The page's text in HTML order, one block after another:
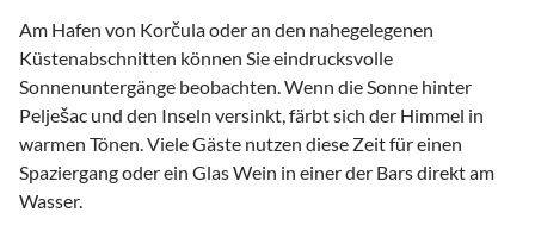
Am Hafen von Korčula oder an den nahegelegenen
Küstenabschnitten können Sie eindrucksvolle
Sonnenuntergänge beobachten. Wenn die Sonne hinter
Pelješac und den Inseln versinkt, färbt sich der Himmel in
warmen Tönen. Viele Gäste nutzen diese Zeit für einen
Spaziergang oder ein Glas Wein in einer der Bars direkt am
Wasser.